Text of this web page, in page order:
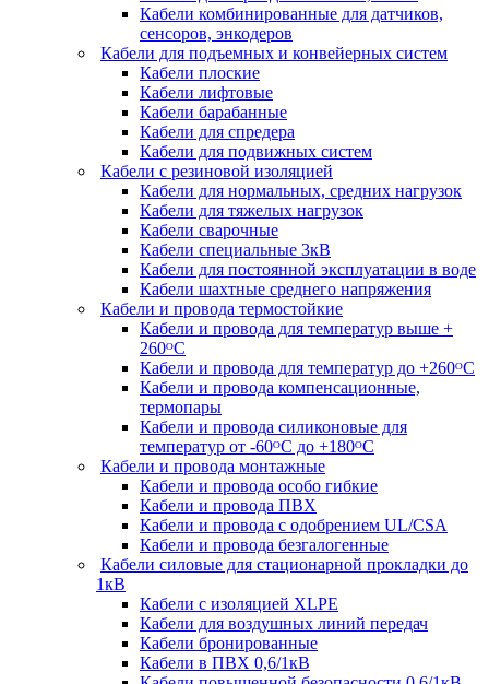
Кабели комбинированные для датчиков,
cенсоров, энкодеров
Кабели для подъемных и конвейерных систем
Кабели плоские
Кабели лифтовые
Кабели барабанные
Кабели для спредера
Кабели для подвижных систем
Кабели с резиновой изоляцией
Кабели для нормальных, средних нагрузок
Кабели для тяжелых нагрузок
Кабели сварочные
Кабели специальные 3кВ
Кабели для постоянной эксплуатации в воде
Кабели шахтные среднего напряжения
Кабели и провода термостойкие
Кабели и провода для температур выше +
260ᴼС
Кабели и провода для температур до +260ᴼС
Кабели и провода компенсационные,
термопары
Кабели и провода силиконовые для
температур от -60ᴼC до +180ᴼС
Кабели и провода монтажные
Кабели и провода особо гибкие
Кабели и провода ПВХ
Кабели и провода с одобрением UL/CSA
Кабели и провода безгалогенные
Кабели силовые для стационарной прокладки до
1кВ
Кабели c изоляцией XLPE
Кабели для воздушных линий передач
Кабели бронированные
Кабели в ПВХ 0,6/1кВ